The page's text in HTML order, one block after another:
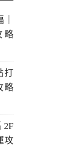
略
打
略
2F
攻